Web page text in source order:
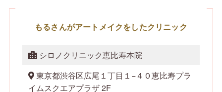
もるさんがアートメイクをしたクリニック
シロノクリニック恵比寿本院
東京都渋谷区広尾１丁目１−４０恵比寿プラ
イムスクエアプラザ 2F